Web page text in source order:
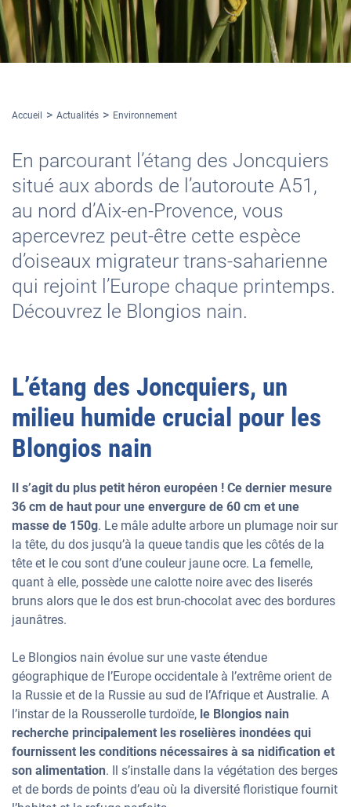
Accueil Actualités Environnement
En parcourant l’étang des Joncquiers
situé aux abords de l’autoroute A51,
au nord d’Aix-en-Provence, vous
apercevrez peut-être cette espèce
d’oiseaux migrateur trans-saharienne
qui rejoint l’Europe chaque printemps.
Découvrez le Blongios nain.
L’étang des Joncquiers, un
milieu humide crucial pour les
Blongios nain
Il s’agit du plus petit héron européen ! Ce dernier mesure
36 cm de haut pour une envergure de 60 cm et une
masse de 150g. Le mâle adulte arbore un plumage noir sur
la tête, du dos jusqu’à la queue tandis que les côtés de la
tête et le cou sont d’une couleur jaune ocre. La femelle,
quant à elle, possède une calotte noire avec des liserés
bruns alors que le dos est brun-chocolat avec des bordures
jaunâtres.
Le Blongios nain évolue sur une vaste étendue
géographique de l’Europe occidentale à l’extrême orient de
la Russie et de la Russie au sud de l’Afrique et Australie. A
l’instar de la Rousserolle turdoïde, le Blongios nain
recherche principalement les roselières inondées qui
fournissent les conditions nécessaires à sa nidification et
son alimentation. Il s’installe dans la végétation des berges
et de bords de points d’eau où la diversité floristique fournit